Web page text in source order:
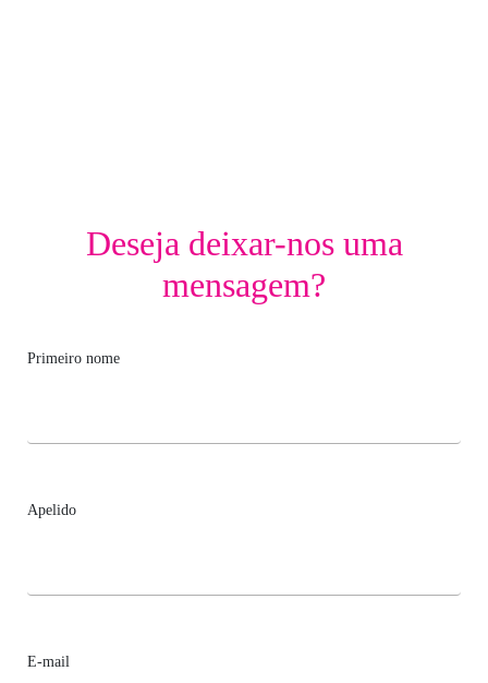
Deseja deixar-nos uma
mensagem?
Primeiro nome
Apelido
E-mail